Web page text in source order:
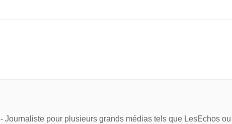
- Journaliste pour plusieurs grands médias tels que LesEchos ou